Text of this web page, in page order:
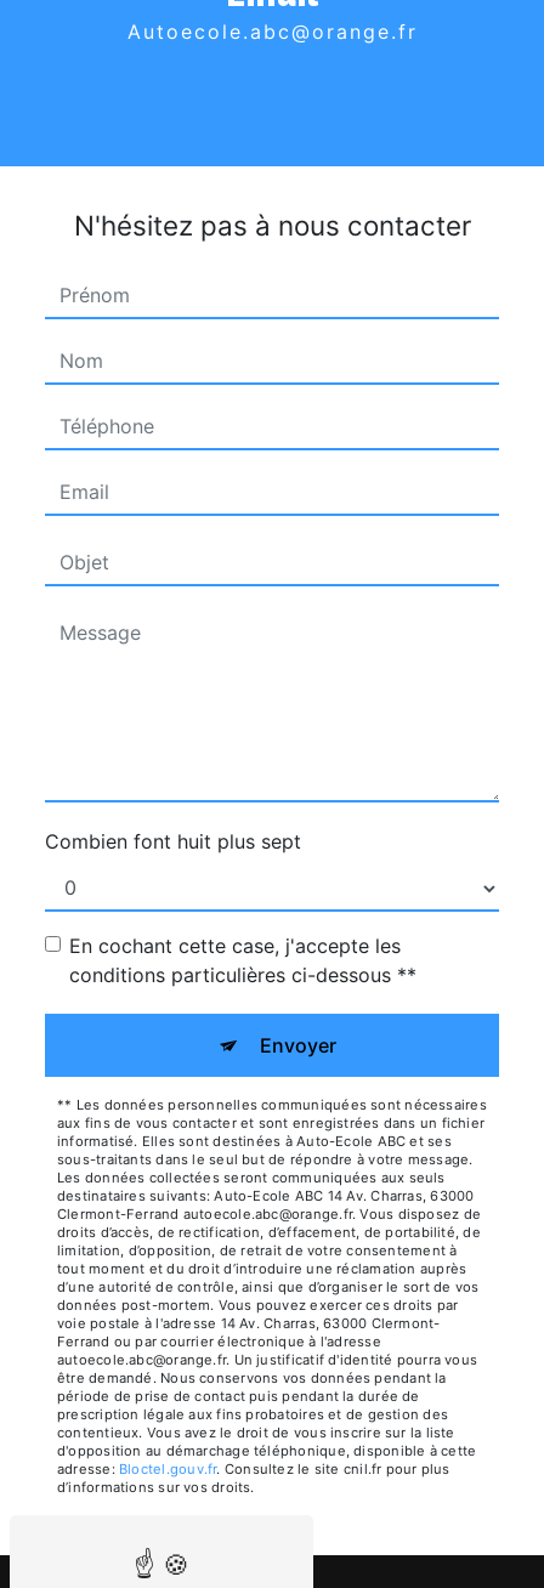
autoecole.abc@orange.fr
N'hésitez pas à nous contacter
Combien font huit plus sept
En cochant cette case, j'accepte les
conditions particulières ci-dessous **
Envoyer
** Les données personnelles communiquées sont nécessaires
aux fins de vous contacter et sont enregistrées dans un fichier
informatisé. Elles sont destinées à Auto-Ecole ABC et ses
sous-traitants dans le seul but de répondre à votre message.
Les données collectées seront communiquées aux seuls
destinataires suivants: Auto-Ecole ABC 14 Av. Charras, 63000
Clermont-Ferrand autoecole.abc@orange.fr. Vous disposez de
droits d’accès, de rectification, d’effacement, de portabilité, de
limitation, d’opposition, de retrait de votre consentement à
tout moment et du droit d’introduire une réclamation auprès
d’une autorité de contrôle, ainsi que d’organiser le sort de vos
données post-mortem. Vous pouvez exercer ces droits par
voie postale à l'adresse 14 Av. Charras, 63000 Clermont-
Ferrand ou par courrier électronique à l'adresse
autoecole.abc@orange.fr. Un justificatif d'identité pourra vous
être demandé. Nous conservons vos données pendant la
période de prise de contact puis pendant la durée de
prescription légale aux fins probatoires et de gestion des
contentieux. Vous avez le droit de vous inscrire sur la liste
d'opposition au démarchage téléphonique, disponible à cette
adresse:
Bloctel.gouv.fr. Consultez le site cnil.fr pour plus
d’informations sur vos droits.